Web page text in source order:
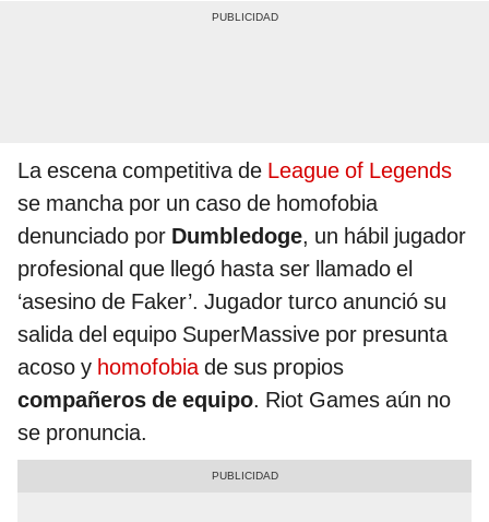
La escena competitiva de League of Legends
se mancha por un caso de homofobia
denunciado por Dumbledoge, un hábil jugador
profesional que llegó hasta ser llamado el
‘asesino de Faker’. Jugador turco anunció su
salida del equipo SuperMassive por presunta
acoso y homofobiade sus propios
compañeros de equipo. Riot Games aún no
se pronuncia.